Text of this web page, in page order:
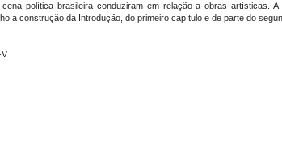
política brasileira conduziram em relação a obras artísticas.
a construção da Introdução, do primeiro capítulo e de parte do